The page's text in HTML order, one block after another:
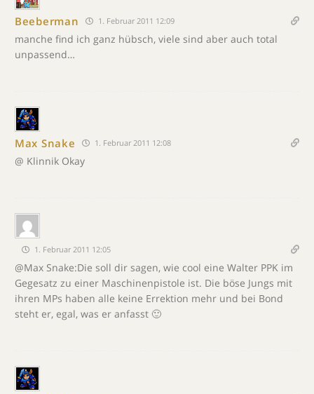
Beeberman 1. Februar 2011 12:09
manche find ich ganz hübsch, viele sind aber auch total
unpassend…
Max Snake 1. Februar 2011 12:08
@ Klinnik Okay
1. Februar 2011 12:05
@Max Snake:Die soll dir sagen, wie cool eine Walter PPK im
Gegesatz zu einer Maschinenpistole ist. Die böse Jungs mit
ihren MPs haben alle keine Errektion mehr und bei Bond
steht er, egal, was er anfasst 🙂